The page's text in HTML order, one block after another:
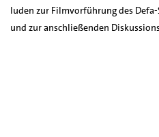
luden zur Filmvorführung des
und zur anschließenden